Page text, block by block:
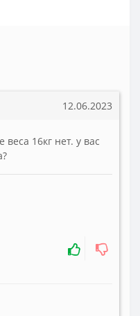
12.06.2023
16кг нет. у вас